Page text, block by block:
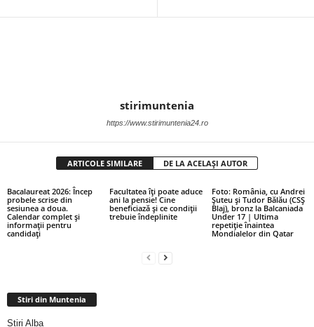
stirimuntenia
https://www.stirimuntenia24.ro
ARTICOLE SIMILARE DE LA ACELAȘI AUTOR
Bacalaureat 2026: Încep
probele scrise din
sesiunea a doua.
Calendar complet și
informații pentru
candidați
Facultatea îți poate aduce
ani la pensie! Cine
beneficiază și ce condiții
trebuie îndeplinite
Foto: România, cu Andrei
Șuteu și Tudor Bălău (CSȘ
Blaj), bronz la Balcaniada
Under 17 | Ultima
repetiție înaintea
Mondialelor din Qatar
Stiri din Muntenia
Stiri Alba